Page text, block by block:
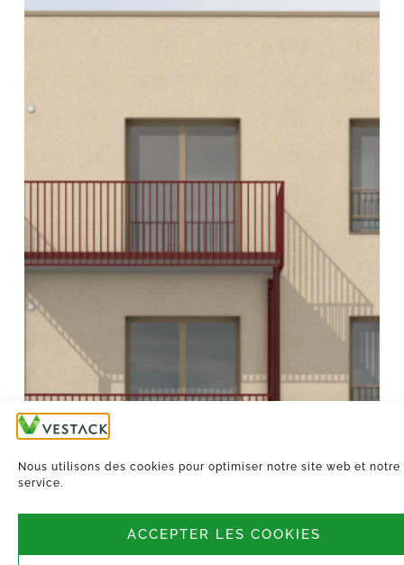
Nous utilisons des cookies pour optimiser notre site web et notre
service.
ACCEPTER LES COOKIES